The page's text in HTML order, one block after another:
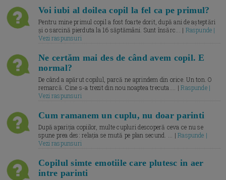
Voi iubi al doilea copil la fel ca pe primul?
Pentru mine primul copil a fost foarte dorit, după ani de așteptări
și o sarcină pierduta la 16 săptămâni. Sunt însărc... | Raspunde |
Vezi raspunsuri
Ne certăm mai des de când avem copil. E
normal?
De când a apărut copilul, parcă ne aprindem din orice. Un ton. O
remarcă. Cine s-a trezit din nou noaptea trecuta.... |Raspunde |
Vezi raspunsuri
Cum ramanem un cuplu, nu doar parinti
După apariția copiilor, multe cupluri descoperă ceva ce nu se
spune prea des: relația se mută pe plan secund. ... |Raspunde |
Vezi raspunsuri
Copilul simte emotiile care plutesc in aer
intre parinti